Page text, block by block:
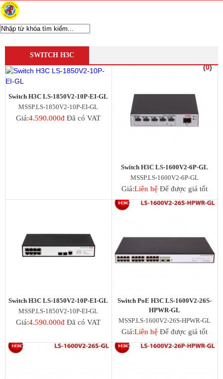
(0)
Aruba Wifi
Wifi Grandstream
Wifi Ruijie
Ubiquiti Airmax
EdgeRouter
UISP Router
Firewall H3C
UFiber
Thiết bị chia mạng Switch
Switch Aruba
Switch Cisco
Switch Cisco Catalyst
SWITCH H3C
Switch H3C LS-1850V2-10P-EI-GL
MSSP.LS-1850V2-10P-EI-GL
Giá:4.590.000đ Đã có VAT
Switch H3C LS-1600V2-6P-GL
MSSP.LS-1600V2-6P-GL
Giá:Liên hệ Để được giá tốt
Switch H3C LS-1850V2-10P-EI-GL
MSSP.LS-1850V2-10P-EI-GL
Giá:4.590.000đ Đã có VAT
Switch PoE H3C LS-1600V2-26S-
HPWR-GL
MSSP.LS-1600V2-26S-HPWR-GL
Giá:Liên hệ Để được giá tốt